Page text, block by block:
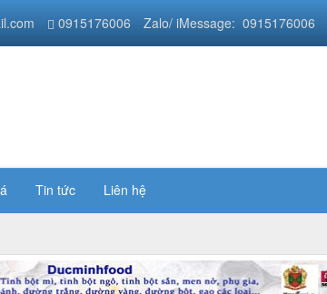
Tin tức Liên hệ
0915176006 Zalo/ iMessage: 0915176006